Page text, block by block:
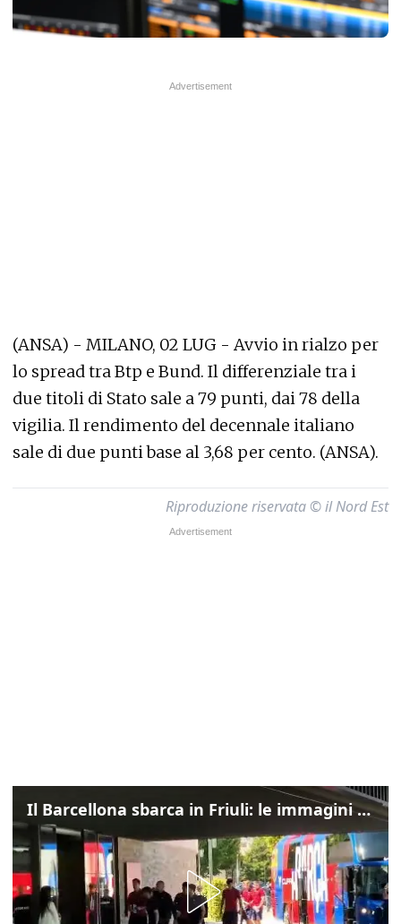
(ANSA) - MILANO, 02 LUG - Avvio in rialzo per
lo spread tra Btp e Bund. Il differenziale tra i
due titoli di Stato sale a 79 punti, dai 78 della
vigilia. Il rendimento del decennale italiano
sale di due punti base al 3,68 per cento. (ANSA).
Riproduzione riservata © il Nord Est
Il Barcellona sbarca in Friuli: le immagini dell'arrivo in albergo